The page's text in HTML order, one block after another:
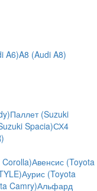
A6)A8 (Audi A8)
Паллет (Suzuki
Spacia)СХ4
Авенсис (Toyota
Аурис (Toyota
Camry)Альфард